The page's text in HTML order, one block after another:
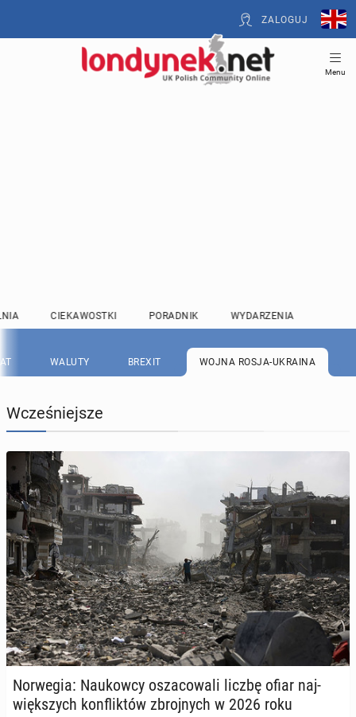
ZALOGUJ
Menu
CIEKAWOSTKI PORADNIK WYDARZENIA
WALUTY BREXIT WOJNA ROSJA-UKRAINA
Wcześniejsze
Nor­we­gia: Na­ukow­cy osza­co­wa­li liczbę ofiar naj­
więk­szych kon­flik­tów zbroj­nych w 2026 roku